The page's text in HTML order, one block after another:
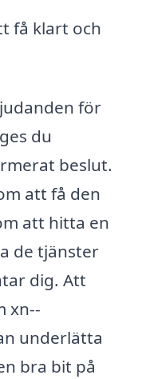
få klart och
för
du
beslut.
att få den
att hitta en
de tjänster
dig. Att
xn--
underlätta
bra bit på